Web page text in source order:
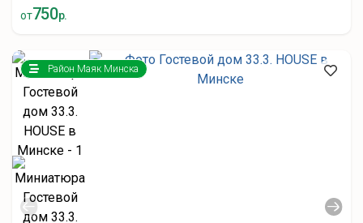
от750р.
Район Маяк Минска